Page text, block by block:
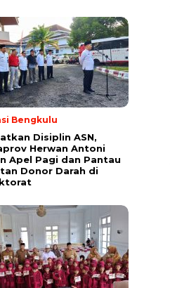
Bengkulu
Disiplin ASN,
Herwan Antoni
Apel Pagi dan Pantau
Donor Darah di